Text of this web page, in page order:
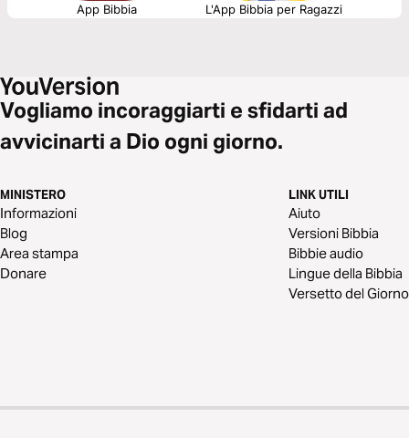
App Bibbia L'App Bibbia per Ragazzi
Vogliamo incoraggiarti e sfidarti ad
avvicinarti a Dio ogni giorno.
MINISTERO
Informazioni
Blog
Area stampa
Donare
LINK UTILI
Aiuto
Versioni Bibbia
Bibbie audio
Lingue della Bibbia
Versetto del Giorno